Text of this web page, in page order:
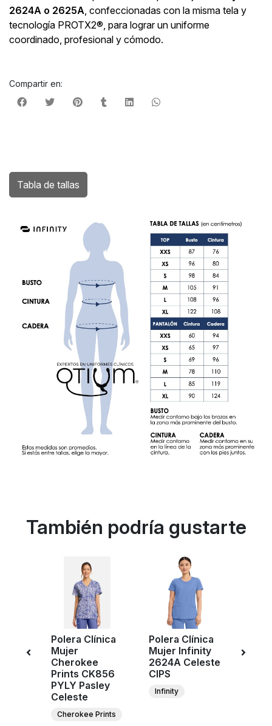
2624A o 2625A , confeccionadas con la misma tela y
tecnología PROTX2®, para lograr un uniforme
coordinado, profesional y cómodo.
Compartir en:
Tabla de tallas
También podría gustarte
Polera Clínica
Mujer
Cherokee
Prints CK856
PYLY Pasley
Celeste
Cherokee Prints
Polera Clínica
Mujer Infinity
2624A Celeste
CIPS
Infinity